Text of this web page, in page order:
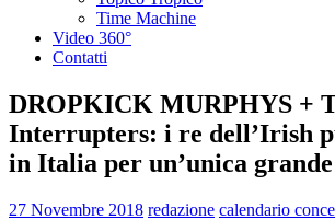
Time Machine
Video 360°
Contatti
DROPKICK MURPHYS +
Interrupters: i re dell’Irish
in Italia per un’unica
27 Novembre 2018 redazione calendario